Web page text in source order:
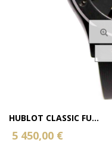
HUBLOT CLASSIC FU...
5 450,00 €